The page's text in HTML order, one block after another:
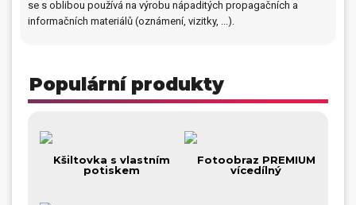
Hrnečky a keramika
Přívěsky, dog tagy, odznaky
Dárečky
se s oblibou používá na výrobu nápaditých propagačních a
informačních materiálů (oznámení, vizitky, ...).
Populární produkty
Kšiltovka s vlastním
potiskem
Fotoobraz PREMIUM
vícedílný